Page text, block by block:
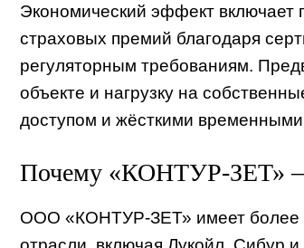
Экономический эффект включает
страховых премий благодаря
регуляторным требованиям.
объекте и нагрузку на
доступом и жёсткими
Почему «КОНТУР-ЗЕТ» —
ООО «КОНТУР-ЗЕТ» имеет более